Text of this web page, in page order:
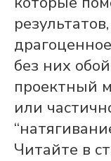
без них
проектный
или
Читайте в